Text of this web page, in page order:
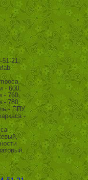
51-21,
- 600,
- 760,
- 780,
- ППУ,
-
-